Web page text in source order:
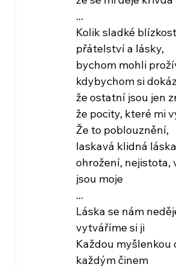
...
Kolik sladké
přátelství a lásky,
bychom mohli
kdybychom si
že ostatní jsou jen
že pocity, které mi
Že to poblouznění,
laskavá klidná
ohrožení, nejistota,
jsou moje
...
Láska se nám
vytváříme si ji
Každou myšlenkou
každým činem